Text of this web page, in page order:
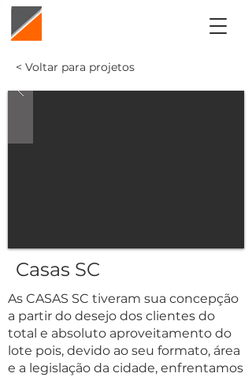
< Voltar para projetos
Casas SC
As CASAS SC tiveram sua concepção
a partir do desejo dos clientes do
total e absoluto aproveitamento do
lote pois, devido ao seu formato, área
e a legislação da cidade, enfrentamos